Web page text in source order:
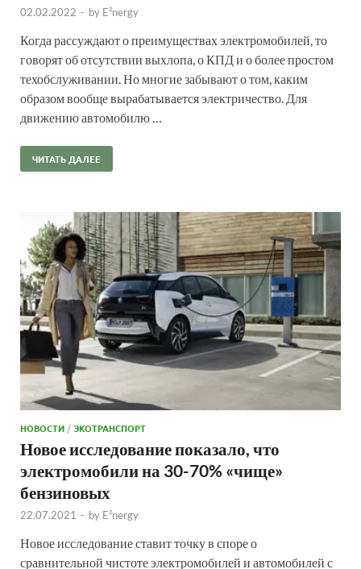
02.02.2022 - by E²nergy
Когда рассуждают о преимуществах электромобилей, то
говорят об отсутствии выхлопа, о КПД и о более простом
техобслуживании. Но многие забывают о том, каким
образом вообще вырабатывается электричество. Для
движению автомобилю …
ЧИТАТЬ ДАЛЕЕ
НОВОСТИ /ЭКОТРАНСПОРТ
Новое исследование показало, что
электромобили на 30-70% «чище»
бензиновых
22.07.2021 - by E²nergy
Новое исследование ставит точку в споре о
сравнительной чистоте электромобилей и автомобилей с